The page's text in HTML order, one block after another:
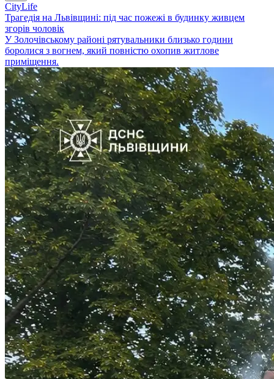
CityLife
Трагедія на Львівщині: під час пожежі в будинку живцем
згорів чоловік
У Золочівському районі рятувальники близько години
боролися з вогнем, який повністю охопив житлове
приміщення.